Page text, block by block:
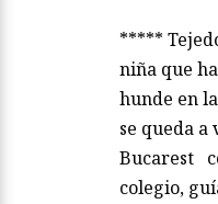
*****
niña que
hunde en
se queda a
Bucarest
colegio,